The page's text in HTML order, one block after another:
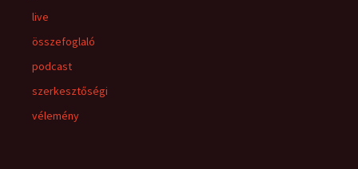
live
összefoglaló
podcast
szerkesztőségi
vélemény